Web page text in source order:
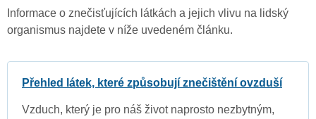
Informace o znečisťujících látkách a jejich vlivu na lidský
organismus najdete v níže uvedeném článku.
Přehled látek, které způsobují znečištění ovzduší
Vzduch, který je pro náš život naprosto nezbytným,